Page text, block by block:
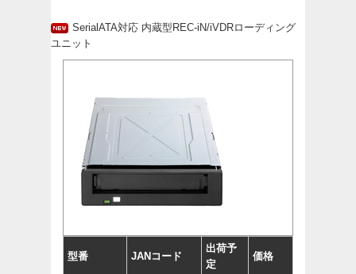
SerialATA対応 内蔵型REC-iN/iVDRローディング
ユニット
型番 JANコード
出荷予
定
価格